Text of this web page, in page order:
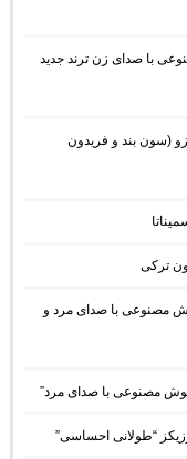
با صدای زن ترند جدید
میکس 13 از دیجی آلیزو (سون بند و فریدون
مصنوعی با صدای مرد و
مصنوعی با صدای مرد”